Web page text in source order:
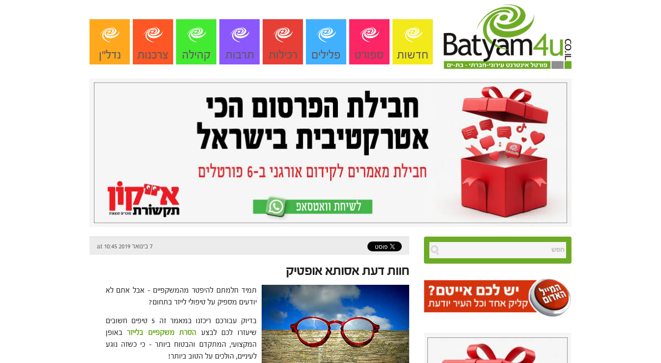
חדשות ספורט פלילים רכילות תרבות קהילה צרכנות נדל"ן
7 בינואר 2019 at 10:45
חוות דעת אסותא אופטיק
תמיד חלמתם להיפטר מהמשקפיים – אבל אתם לא
יודעים מספיק על טיפולי לייזר בתחום?
בדיוק עבורכם ריכזנו במאמר זה 5 טיפים חשובים
שיעזרו לכם לבצע הסרת משקפיים בלייזרבאופן
המקצועי, המתקדם והבטוח ביותר – כי כשזה נוגע
לעיניים, הולכים על הטוב ביותר!